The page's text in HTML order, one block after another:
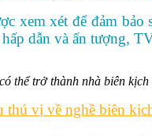
xem xét để đảm
dẫn và ấn tượng,
thể trở thành nhà biên
thú vị về nghề biên